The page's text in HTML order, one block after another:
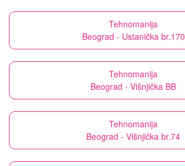
Tehnomanija
Beograd - Ustanička br.170
Tehnomanija
Beograd - Višnjička BB
Tehnomanija
Beograd - Višnjička br.74